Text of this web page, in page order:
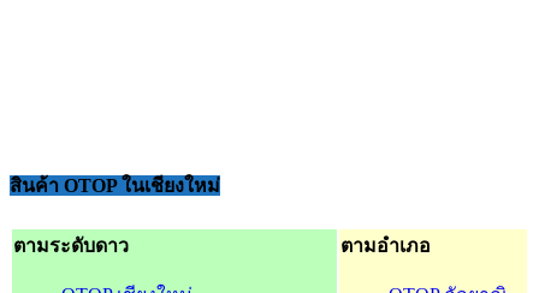
สินค้า OTOP ในเชียงใหม่
ตามระดับดาว ตามอำเภอ